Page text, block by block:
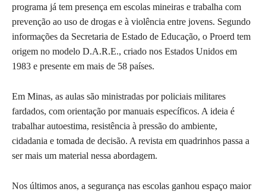
programa já tem presença em escolas mineiras e trabalha com
prevenção ao uso de drogas e à violência entre jovens. Segundo
informações da Secretaria de Estado de Educação, o Proerd tem
origem no modelo D.A.R.E., criado nos Estados Unidos em
1983 e presente em mais de 58 países.
Em Minas, as aulas são ministradas por policiais militares
fardados, com orientação por manuais específicos. A ideia é
trabalhar autoestima, resistência à pressão do ambiente,
cidadania e tomada de decisão. A revista em quadrinhos passa a
ser mais um material nessa abordagem.
Nos últimos anos, a segurança nas escolas ganhou espaço maior